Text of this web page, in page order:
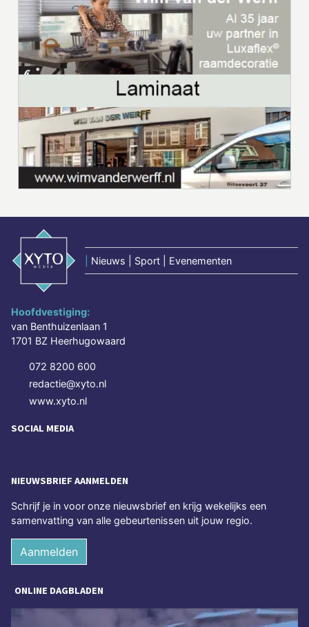
Nieuws | Sport | Evenementen
Hoofdvestiging:
van Benthuizenlaan 1
1701 BZ Heerhugowaard
072 8200 600
redactie@xyto.nl
www.xyto.nl
SOCIAL MEDIA
NIEUWSBRIEF AANMELDEN
Schrijf je in voor onze nieuwsbrief en krijg wekelijks een
samenvatting van alle gebeurtenissen uit jouw regio.
Aanmelden
ONLINE DAGBLADEN